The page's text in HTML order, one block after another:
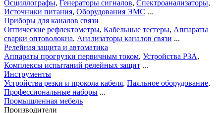
Осциллографы, Генераторы сигналов, Спектроанализаторы,
Источники питания, Оборудования ЭМС ...
Приборы для каналов связи
Оптические рефлектометры, Кабельные тестеры, Аппараты
сварки оптоволокна, Анализаторы каналов связи ...
Релейная защита и автоматика
Аппараты прогрузки первичным током, Устройства РЗА,
Комплексы испытаний релейных защит ...
Инструменты
Устройства резки и прокола кабеля, Паяльное оборудование,
Профессиональные наборы ...
Промышленная мебель
Производители